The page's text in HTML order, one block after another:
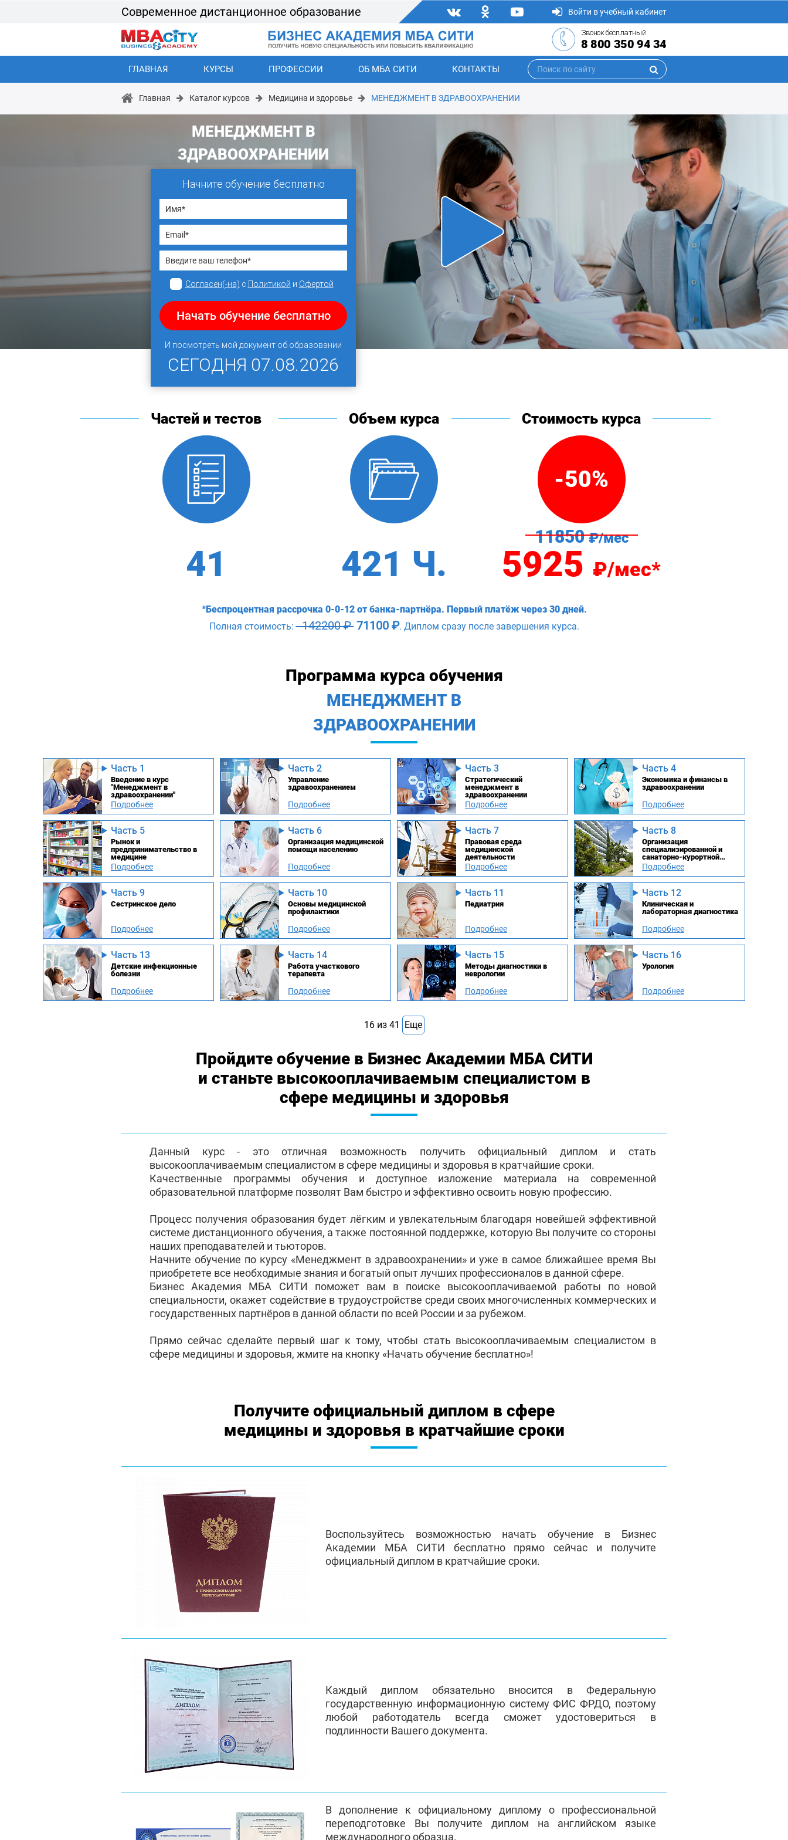
Современное дистанционное образование Войти в учебный кабинет
Звонок бесплатный
8 800 350 94 34
ГЛАВНАЯ КУРСЫ ПРОФЕССИИ ОБ МБА СИТИ КОНТАКТЫ
Главная Каталог курсов Медицина и здоровье МЕНЕДЖМЕНТ В ЗДРАВООХРАНЕНИИ
МЕНЕДЖМЕНТ В
ЗДРАВООХРАНЕНИИ
Начните обучение бесплатно
Согласен(-на) с Политикой и Офертой
Начать обучение бесплатно
И посмотреть мой документ об образовании
СЕГОДНЯ 07.08.2026
Частей и тестов
41
Объем курса
421 Ч.
Стоимость курса
-50%
11850₽/мес
5925 ₽/мес*
*Беспроцентная рассрочка 0-0-12 от банка-партнёра. Первый платёж через 30 дней.
Полная стоимость:142200 ₽71100 ₽. Диплом сразу после завершения курса.
Программа курса обучения
МЕНЕДЖМЕНТ В
ЗДРАВООХРАНЕНИИ
Часть 1
Введение в курс
"Менеджмент в
здравоохранении"
Подробнее
Часть 2
Управление
здравоохранением
Подробнее
Часть 3
Стратегический
менеджмент в
здравоохранении
Подробнее
Часть 4
Экономика и финансы в
здравоохранении
Подробнее
Часть 5
Рынок и
предпринимательство в
медицине
Подробнее
Часть 6
Организация медицинской
помощи населению
Подробнее
Часть 7
Правовая среда
медицинской
деятельности
Подробнее
Часть 8
Организация
специализированной и
санаторно-курортной
медицинской помощи
населению
Подробнее
Часть 9
Сестринское дело
Подробнее
Часть 10
Основы медицинской
профилактики
Подробнее
Часть 11
Педиатрия
Подробнее
Часть 12
Клиническая и
лабораторная диагностика
Подробнее
Часть 13
Детские инфекционные
болезни
Подробнее
Часть 14
Работа участкового
терапевта
Подробнее
Часть 15
Методы диагностики в
неврологии
Подробнее
Часть 16
Урология
Подробнее
16из 41 Еще
Пройдите обучение в Бизнес Академии МБА СИТИ
и станьте высокооплачиваемым специалистом в
сфере медицины и здоровья
Данный курс - это отличная возможность получить официальный диплом и стать
высокооплачиваемым специалистом в сфере медицины и здоровья в кратчайшие сроки.
Качественные программы обучения и доступное изложение материала на современной
образовательной платформе позволят Вам быстро и эффективно освоить новую профессию.
Процесс получения образования будет лёгким и увлекательным благодаря новейшей эффективной
системе дистанционного обучения, а также постоянной поддержке, которую Вы получите со стороны
наших преподавателей и тьюторов.
Начните обучение по курсу «Менеджмент в здравоохранении» и уже в самое ближайшее время Вы
приобретете все необходимые знания и богатый опыт лучших профессионалов в данной сфере.
Бизнес Академия МБА СИТИ поможет вам в поиске высокооплачиваемой работы по новой
специальности, окажет содействие в трудоустройстве среди своих многочисленных коммерческих и
государственных партнёров в данной области по всей России и за рубежом.
Прямо сейчас сделайте первый шаг к тому, чтобы стать высокооплачиваемым специалистом в
сфере медицины и здоровья, жмите на кнопку «Начать обучение бесплатно»!
Получите официальный диплом в сфере
медицины и здоровья в кратчайшие сроки
Воспользуйтесь возможностью начать обучение в Бизнес
Академии МБА СИТИ бесплатно прямо сейчас и получите
официальный диплом в кратчайшие сроки.
Каждый диплом обязательно вносится в Федеральную
государственную информационную систему ФИС ФРДО, поэтому
любой работодатель всегда сможет удостовериться в
подлинности Вашего документа.
В дополнение к официальному диплому о профессиональной
переподготовке Вы получите диплом на английском языке
международного образца.